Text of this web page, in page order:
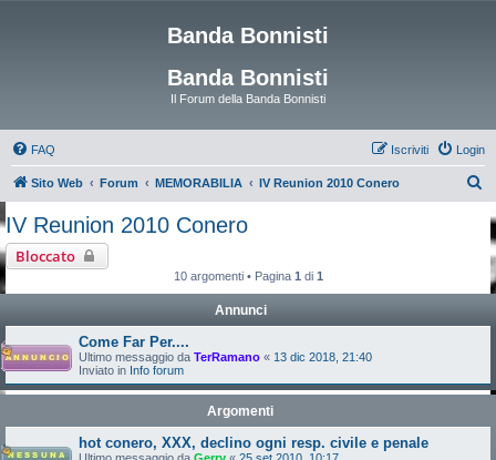
Banda Bonnisti
Banda Bonnisti
Il Forum della Banda Bonnisti
FAQ Login
Iscriviti
Sito Web Forum MEMORABILIA IV Reunion 2010 Conero
IV Reunion 2010 Conero
Bloccato
10 argomenti • Pagina 1 di 1
Annunci
Come Far Per....
Ultimo messaggio da TerRamano « 13 dic 2018, 21:40
Inviato in Info forum
Argomenti
hot conero, XXX, declino ogni resp. civile e penale
Ultimo messaggio da Gerry « 25 set 2010, 10:17